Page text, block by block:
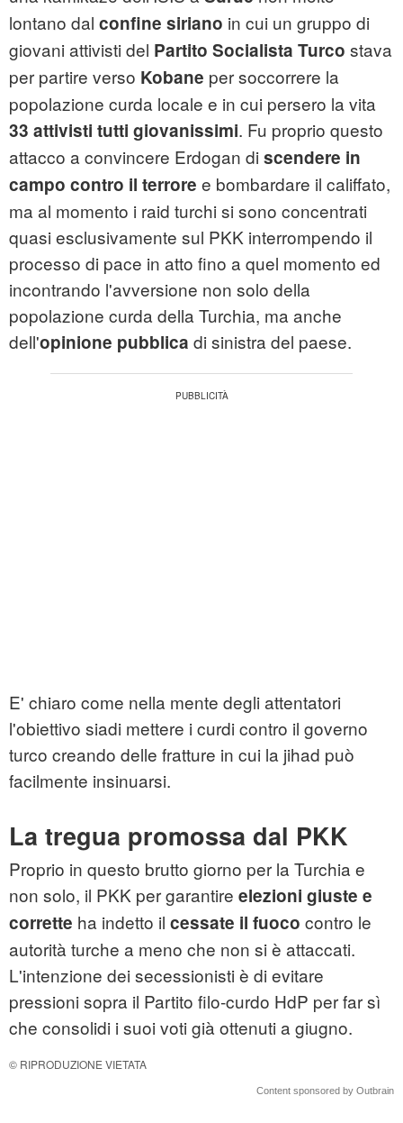
lontano dal confine siriano in cui un gruppo di
giovani attivisti del Partito Socialista Turco stava
per partire verso Kobane per soccorrere la
popolazione curda locale e in cui persero la vita
33 attivisti tutti giovanissimi. Fu proprio questo
attacco a convincere Erdogan di scendere in
campo contro il terrore e bombardare il califfato,
ma al momento i raid turchi si sono concentrati
quasi esclusivamente sul PKK interrompendo il
processo di pace in atto fino a quel momento ed
incontrando l'avversione non solo della
popolazione curda della Turchia, ma anche
dell'opinione pubblica di sinistra del paese.
E' chiaro come nella mente degli attentatori
l'obiettivo siadi mettere i curdi contro il governo
turco creando delle fratture in cui la jihad può
facilmente insinuarsi.
La tregua promossa dal PKK
Proprio in questo brutto giorno per la Turchia e
non solo, il PKK per garantire elezioni giuste e
corrette ha indetto il cessate il fuoco contro le
autorità turche a meno che non si è attaccati.
L'intenzione dei secessionisti è di evitare
pressioni sopra il Partito filo-curdo HdP per far sì
che consolidi i suoi voti già ottenuti a giugno.
© RIPRODUZIONE VIETATA
Content sponsored by Outbrain